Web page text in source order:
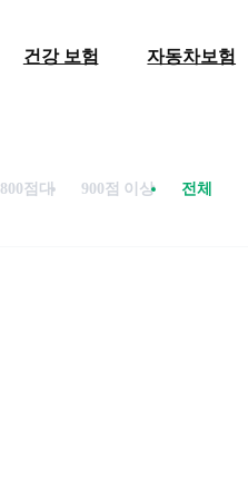
건강 보험 자동차보험
800점대 900점 이상 전체